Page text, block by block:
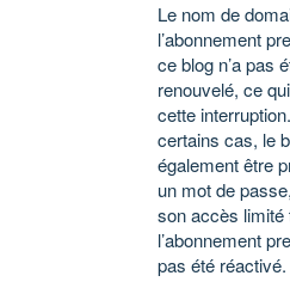
Le nom de
l’abonnement
ce blog n’a pas
renouvelé, ce
cette
certains cas, le
également être
un mot de
son accès limité
l’abonnement
pas été réactivé.